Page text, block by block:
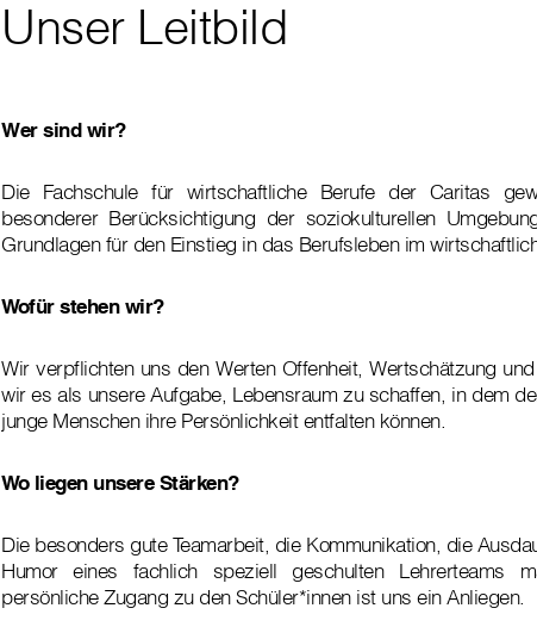
Unser Leitbild
Wer sind wir?
Die Fachschule für wirtschaftliche Berufe der Caritas
besonderer Berücksichtigung der soziokulturellen
Grundlagen für den Einstieg in das Berufsleben im
Wofür stehen wir?
Wir verpflichten uns den Werten Offenheit, Wertschätzung
wir es als unsere Aufgabe, Lebensraum zu schaffen, in dem
junge Menschen ihre Persönlichkeit entfalten können.
Wo liegen unsere Stärken?
Die besonders gute Teamarbeit, die Kommunikation, die
Humor eines fachlich speziell geschulten Lehrerteams
persönliche Zugang zu den Schüler*innen ist uns ein Anliegen.